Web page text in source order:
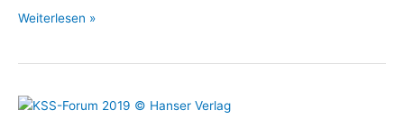
Weiterlesen »
KühlSchmierStoff-